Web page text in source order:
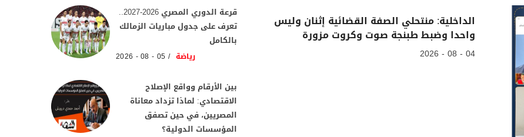
الداخلية: منتحلي الصفة القضائية إثنان وليس
واحدا وضبط طبنجة صوت وكروت مزورة
04 - 08 - 2026
قرعة الدوري المصري 2026-2027..
تعرف على جدول مباريات الزمالك
بالكامل
رياضة 05 - 08 - 2026
بين الأرقام وواقع الإصلاح
الاقتصادي: لماذا تزداد معاناة
المصريين، في حين تصفق
المؤسسات الدولية؟